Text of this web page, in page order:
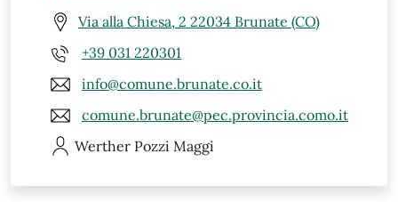
Via alla Chiesa, 2 22034 Brunate (CO)
+39 031 220301
info@comune.brunate.co.it
comune.brunate@pec.provincia.como.it
Werther Pozzi Maggi